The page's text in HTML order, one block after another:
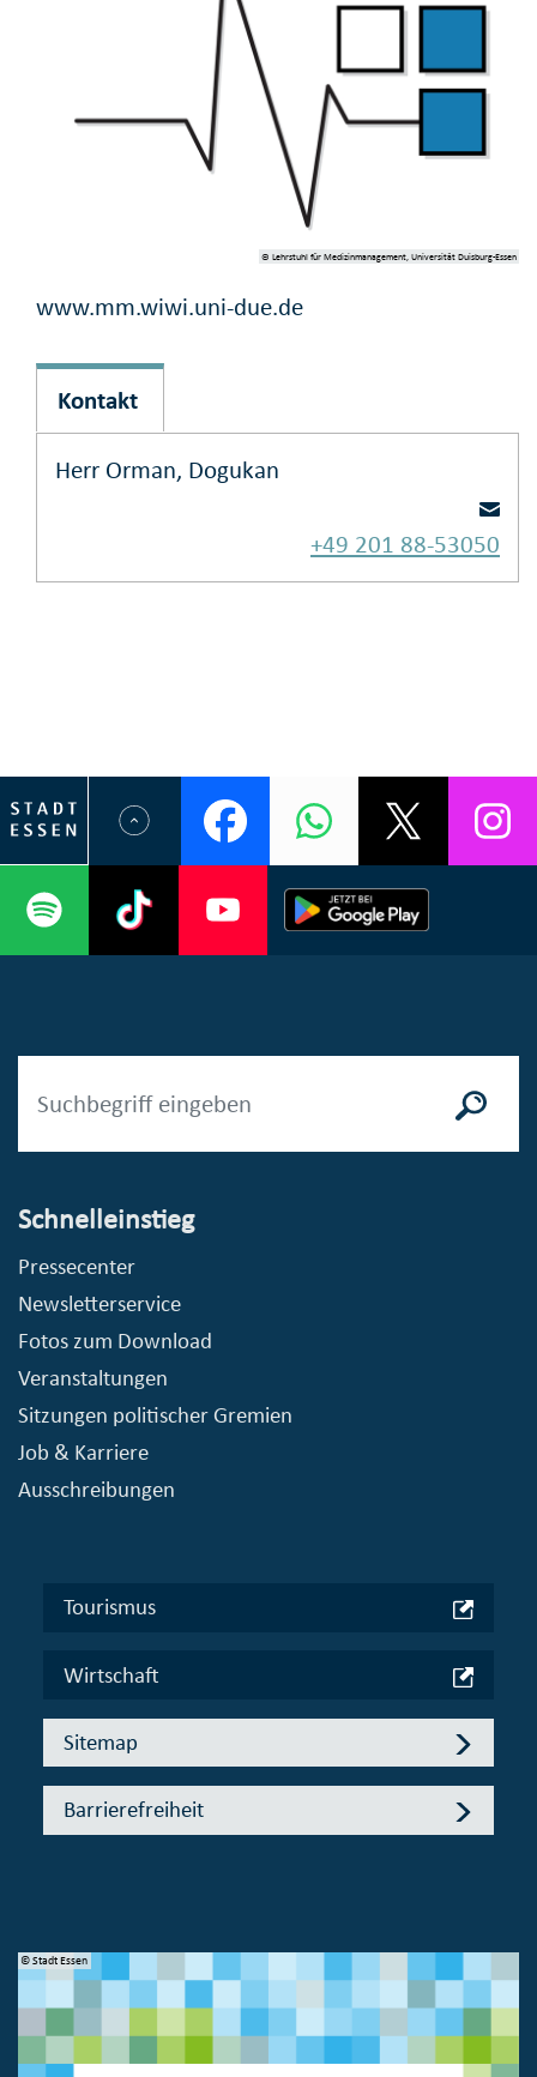
© Lehrstuhl für Medizinmanagement, Universität Duisburg-Essen
www.mm.wiwi.uni-due.de
Kontakt
Herr Orman, Dogukan
+49 201 88-53050
Schnelleinstieg
Pressecenter
Newsletterservice
Fotos zum Download
Veranstaltungen
Sitzungen politischer Gremien
Job & Karriere
Ausschreibungen
Tourismus
Wirtschaft
Sitemap
Barrierefreiheit
© Stadt Essen